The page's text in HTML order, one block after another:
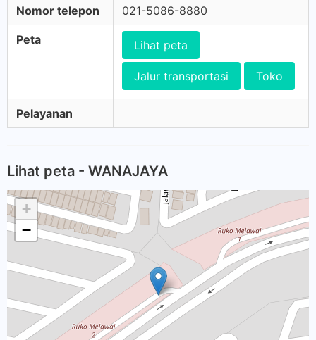
Nomor telepon 021-5086-8880
Peta Lihat peta
Jalur transportasi Toko
Pelayanan
Lihat peta - WANAJAYA
+
−